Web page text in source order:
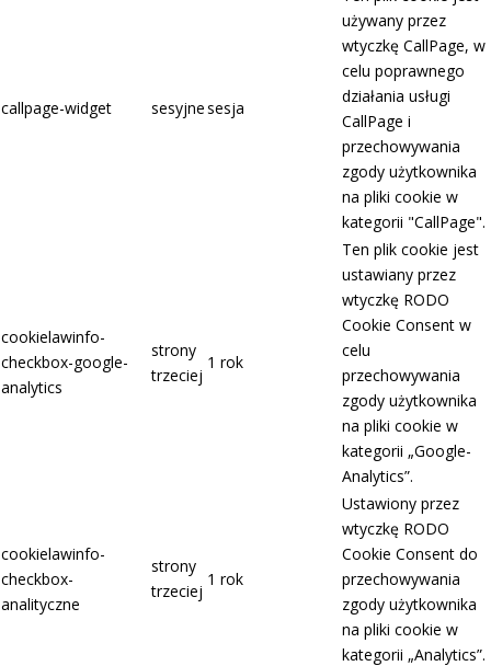
callpage-widget sesyjnesesja
używany przez
wtyczkę CallPage, w
celu poprawnego
działania usługi
CallPage i
przechowywania
zgody użytkownika
na pliki cookie w
kategorii "CallPage".
cookielawinfo-
checkbox-google-
analytics
strony
trzeciej
1 rok
Ten plik cookie jest
ustawiany przez
wtyczkę RODO
Cookie Consent w
celu
przechowywania
zgody użytkownika
na pliki cookie w
kategorii „Google-
Analytics”.
cookielawinfo-
checkbox-
analityczne
strony
trzeciej
1 rok
Ustawiony przez
wtyczkę RODO
Cookie Consent do
przechowywania
zgody użytkownika
na pliki cookie w
kategorii „Analytics”.